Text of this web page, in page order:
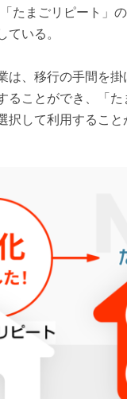
たまごリピート」
ている。
は、移行の手間を
ることができ、「
択して利用すること